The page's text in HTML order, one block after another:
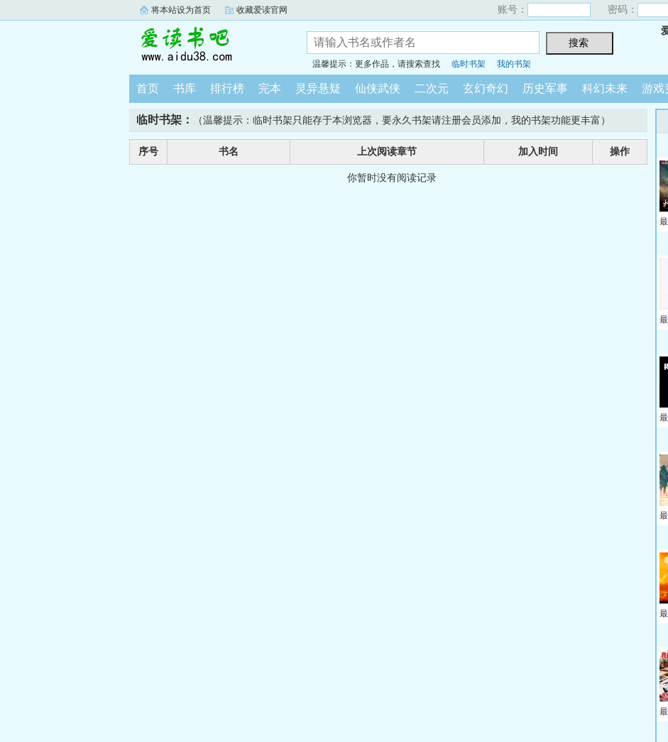
将本站设为首页 收藏爱读官网 账号： 密码：
温馨提示：更多作品，请搜索查找 临时书架 我的书架
首页 书库 排行榜 完本 灵异悬疑 仙侠武侠 二次元 玄幻奇幻 历史军事 科幻未来 游戏
临时书架： （温馨提示：临时书架只能存于本浏览器，要永久书架请注册会员添加，我的书架功能更丰富）
序号 书名 上次阅读章节 加入时间 操作
你暂时没有阅读记录